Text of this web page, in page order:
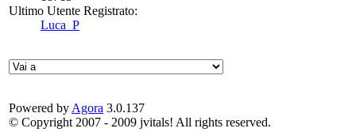
Ultimo Utente Registrato:
Luca_P
Powered by Agora 3.0.137
© Copyright 2007 - 2009 jvitals! All rights reserved.